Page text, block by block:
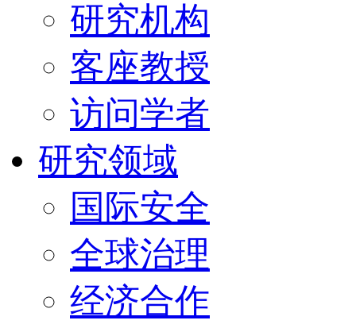
研究机构
客座教授
访问学者
研究领域
国际安全
全球治理
经济合作